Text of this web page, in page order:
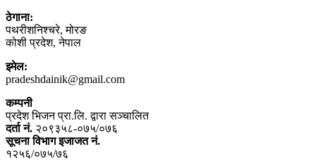
ठेगाना:
पथरीशनिश्‍चरे, मोरङ
कोशी प्रदेश, नेपाल
इमेल:
pradeshdainik@gmail.com
कम्पनी
प्रदेश भिजन प्रा.लि. द्वारा सञ्‍चालित
दर्ता नं. २०९३५८-०७५/०७६
सूचना विभाग इजाजत नं.
१२५६/०७५/७६